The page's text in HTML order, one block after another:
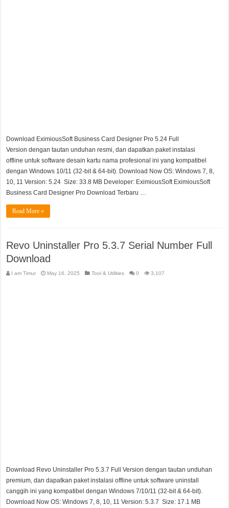
Download EximiousSoft Business Card Designer Pro 5.24 Full
Version dengan tautan unduhan resmi, dan dapatkan paket instalasi
offline untuk software desain kartu nama profesional ini yang kompatibel
dengan Windows 10/11 (32-bit & 64-bit). Download Now OS: Windows 7, 8,
10, 11 Version: 5.24 Size: 33.8 MB Developer: EximiousSoft EximiousSoft
Business Card Designer Pro Download Terbaru …
Read More »
Revo Uninstaller Pro 5.3.7 Serial Number Full
Download
I am Timur May 16, 2025 Tool & Utilities 0 3,107
Download Revo Uninstaller Pro 5.3.7 Full Version dengan tautan unduhan
premium, dan dapatkan paket instalasi offline untuk software uninstall
canggih ini yang kompatibel dengan Windows 7/10/11 (32-bit & 64-bit).
Download Now OS: Windows 7, 8, 10, 11 Version: 5.3.7 Size: 17.1 MB